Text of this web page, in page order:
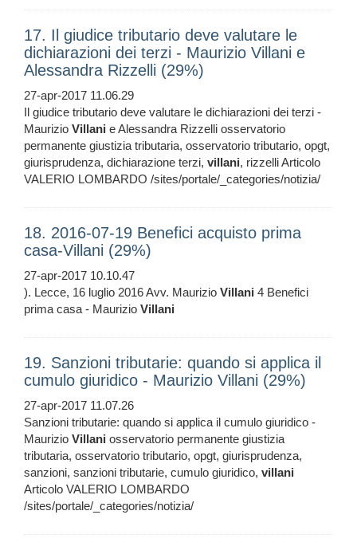
17. Il giudice tributario deve valutare le
dichiarazioni dei terzi - Maurizio Villani e
Alessandra Rizzelli (29%)
27-apr-2017 11.06.29
Il giudice tributario deve valutare le dichiarazioni dei terzi -
Maurizio Villani e Alessandra Rizzelli osservatorio
permanente giustizia tributaria, osservatorio tributario, opgt,
giurisprudenza, dichiarazione terzi, villani, rizzelli Articolo
VALERIO LOMBARDO /sites/portale/_categories/notizia/
18. 2016-07-19 Benefici acquisto prima
casa-Villani (29%)
27-apr-2017 10.10.47
). Lecce, 16 luglio 2016 Avv. Maurizio Villani 4 Benefici
prima casa - Maurizio Villani
19. Sanzioni tributarie: quando si applica il
cumulo giuridico - Maurizio Villani (29%)
27-apr-2017 11.07.26
Sanzioni tributarie: quando si applica il cumulo giuridico -
Maurizio Villani osservatorio permanente giustizia
tributaria, osservatorio tributario, opgt, giurisprudenza,
sanzioni, sanzioni tributarie, cumulo giuridico, villani
Articolo VALERIO LOMBARDO
/sites/portale/_categories/notizia/